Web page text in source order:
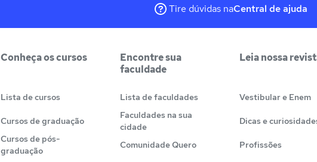
Tire dúvidas naCentral de ajuda
Conheça os cursos
Lista de cursos
Cursos de graduação
Cursos de pós-
graduação
Encontre sua
faculdade
Lista de faculdades
Faculdades na sua
cidade
Comunidade Quero
Leia nossa
Vestibular e Enem
Dicas e
Profissões